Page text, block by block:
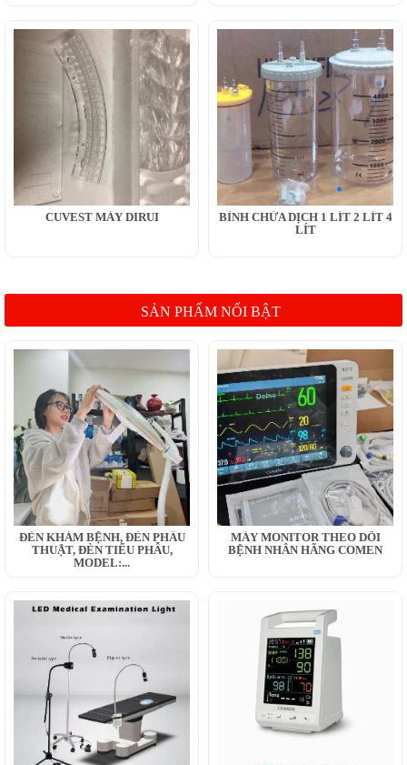
CUVEST MÁY DIRUI
BÌNH CHỨA DỊCH 1 LÍT 2 LÍT 4
LÍT
SẢN PHẨM NỔI BẬT
ĐÈN KHÁM BỆNH, ĐÈN PHẪU
THUẬT, ĐÈN TIỂU PHẪU,
MODEL:...
MÁY MONITOR THEO DÕI
BỆNH NHÂN HÃNG COMEN